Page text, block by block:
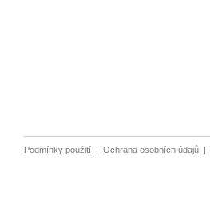
Podmínky použití Ochrana osobních údajů